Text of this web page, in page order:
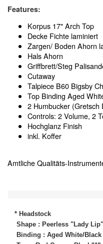
Features:
Korpus 17" Arch Top
Decke Fichte laminiert
Zargen/ Boden Ahorn
Hals Ahorn
Griffbrett/Steg
Cutaway
Talpiece B60 Bigsby
Top Binding Aged
2 Humbucker (Gretsch
Controls: 2 Volume, 2
Hochglanz Finish
inkl. Koffer
Amtliche Qualitäts-
* Headstock
Shape : Peerless "Lady
Binding : Aged White/